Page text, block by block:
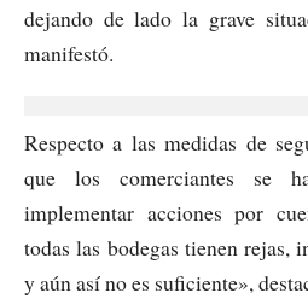
dejando de lado la grave
manifestó.
Respecto a las medidas de
que los comerciantes se
implementar acciones por
todas las bodegas tienen rejas,
y aún así no es suficiente»,